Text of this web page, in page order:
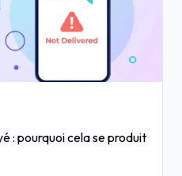
: pourquoi cela se produit